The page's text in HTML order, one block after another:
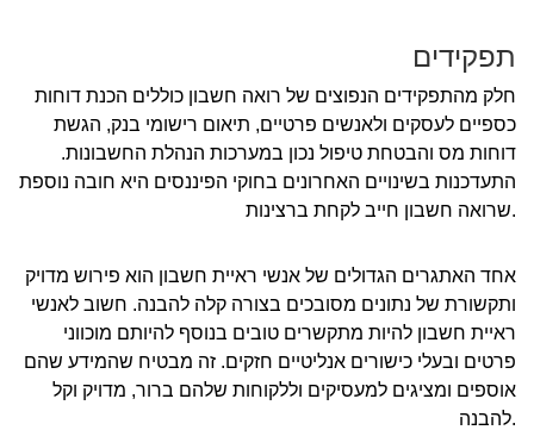
תפקידים
חלק מהתפקידים הנפוצים של רואה חשבון כוללים הכנת דוחות
כספיים לעסקים ולאנשים פרטיים, תיאום רישומי בנק, הגשת
דוחות מס והבטחת טיפול נכון במערכות הנהלת החשבונות.
התעדכנות בשינויים האחרונים בחוקי הפיננסים היא חובה נוספת
שרואה חשבון חייב לקחת ברצינות.
אחד האתגרים הגדולים של אנשי ראיית חשבון הוא פירוש מדויק
ותקשורת של נתונים מסובכים בצורה קלה להבנה. חשוב לאנשי
ראיית חשבון להיות מתקשרים טובים בנוסף להיותם מוכווני
פרטים ובעלי כישורים אנליטיים חזקים. זה מבטיח שהמידע שהם
אוספים ומציגים למעסיקים וללקוחות שלהם ברור, מדויק וקל
להבנה.